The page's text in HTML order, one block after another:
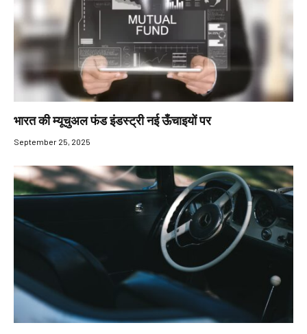
भारत की म्यूचुअल फंड इंडस्ट्री नई ऊँचाइयों पर
September 25, 2025